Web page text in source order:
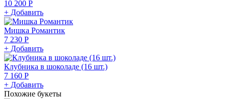
10 200 Р
+ Добавить
Мишка Романтик
7 230 Р
+ Добавить
Клубника в шоколаде (16 шт.)
7 160 Р
+ Добавить
Похожие букеты